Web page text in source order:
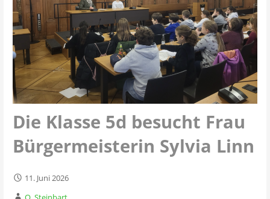
Die Klasse 5d besucht Frau
Bürgermeisterin Sylvia Linn
11. Juni 2026